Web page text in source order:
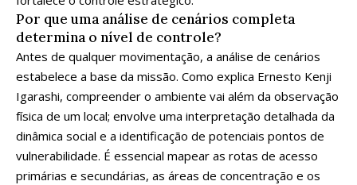
Por que uma análise de cenários completa
determina o nível de controle?
Antes de qualquer movimentação, a análise de cenários
estabelece a base da missão. Como explica Ernesto Kenji
Igarashi, compreender o ambiente vai além da observação
física de um local; envolve uma interpretação detalhada da
dinâmica social e a identificação de potenciais pontos de
vulnerabilidade. É essencial mapear as rotas de acesso
primárias e secundárias, as áreas de concentração e os